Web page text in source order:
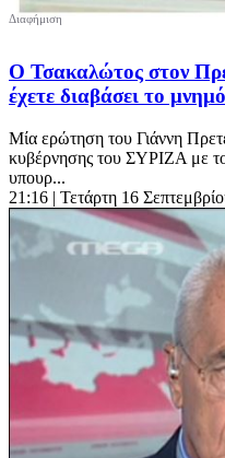
Ο Τσακαλώτος στον
έχετε διαβάσει το
Μία ερώτηση του Γιάννη
κυβέρνησης του ΣΥΡΙΖΑ με
υπουρ...
21:16 | Τετάρτη 16